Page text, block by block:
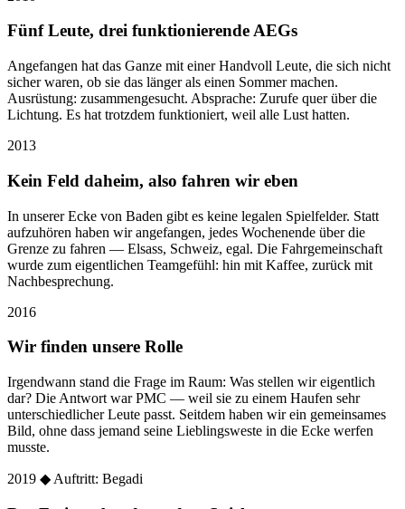
Fünf Leute, drei funktionierende AEGs
Angefangen hat das Ganze mit einer Handvoll Leute, die sich nicht
sicher waren, ob sie das länger als einen Sommer machen.
Ausrüstung: zusammengesucht. Absprache: Zurufe quer über die
Lichtung. Es hat trotzdem funktioniert, weil alle Lust hatten.
2013
Kein Feld daheim, also fahren wir eben
In unserer Ecke von Baden gibt es keine legalen Spielfelder. Statt
aufzuhören haben wir angefangen, jedes Wochenende über die
Grenze zu fahren — Elsass, Schweiz, egal. Die Fahrgemeinschaft
wurde zum eigentlichen Teamgefühl: hin mit Kaffee, zurück mit
Nachbesprechung.
2016
Wir finden unsere Rolle
Irgendwann stand die Frage im Raum: Was stellen wir eigentlich
dar? Die Antwort war PMC — weil sie zu einem Haufen sehr
unterschiedlicher Leute passt. Seitdem haben wir ein gemeinsames
Bild, ohne dass jemand seine Lieblingsweste in die Ecke werfen
musste.
2019 ◆ Auftritt: Begadi